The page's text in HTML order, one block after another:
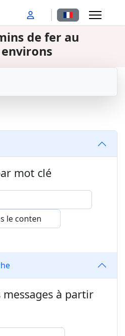
Sélectionnez
de fer au
mot clé
messages à partir